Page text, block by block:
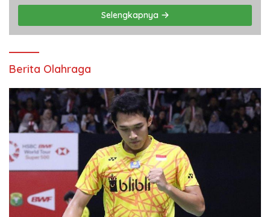
Selengkapnya
Berita Olahraga